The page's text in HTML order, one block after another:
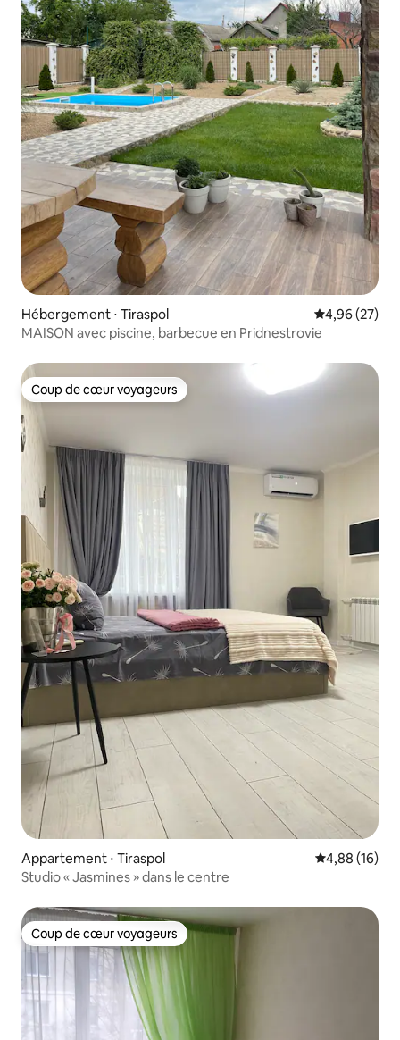
Hébergement ⋅ Tiraspol Évaluation
4,96 (27)
MAISON avec piscine, barbecue en Pridnestrovie
Coup de cœur voyageurs
Coup de cœur voyageurs
Appartement ⋅ Tiraspol Évaluation
4,88 (16)
Studio « Jasmines » dans le centre
Coup de cœur voyageurs
Coup de cœur voyageurs